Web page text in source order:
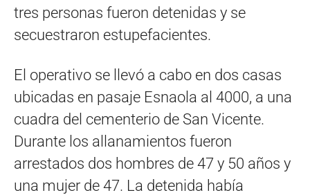
tres personas fueron detenidas y se
secuestraron estupefacientes.
El operativo se llevó a cabo en dos casas
ubicadas en pasaje Esnaola al 4000, a una
cuadra del cementerio de San Vicente.
Durante los allanamientos fueron
arrestados dos hombres de 47 y 50 años y
una mujer de 47. La detenida había